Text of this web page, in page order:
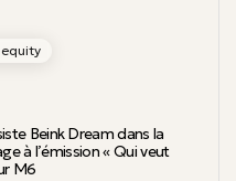
Beink Dream dans la
à l’émission « Qui veut
M6